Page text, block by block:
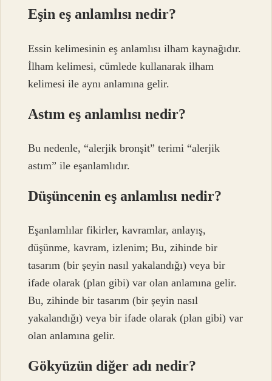
Eşin eş anlamlısı nedir?
Essin kelimesinin eş anlamlısı ilham kaynağıdır.
İlham kelimesi, cümlede kullanarak ilham
kelimesi ile aynı anlamına gelir.
Astım eş anlamlısı nedir?
Bu nedenle, “alerjik bronşit” terimi “alerjik
astım” ile eşanlamlıdır.
Düşüncenin eş anlamlısı nedir?
Eşanlamlılar fikirler, kavramlar, anlayış,
düşünme, kavram, izlenim; Bu, zihinde bir
tasarım (bir şeyin nasıl yakalandığı) veya bir
ifade olarak (plan gibi) var olan anlamına gelir.
Bu, zihinde bir tasarım (bir şeyin nasıl
yakalandığı) veya bir ifade olarak (plan gibi) var
olan anlamına gelir.
Gökyüzün diğer adı nedir?